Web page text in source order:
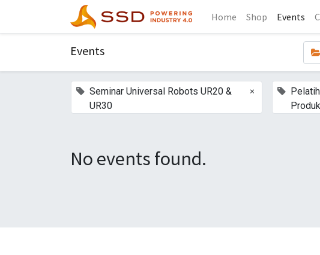
Home Shop Events
Events
Seminar Universal Robots UR20 &
UR30
×
No events found.